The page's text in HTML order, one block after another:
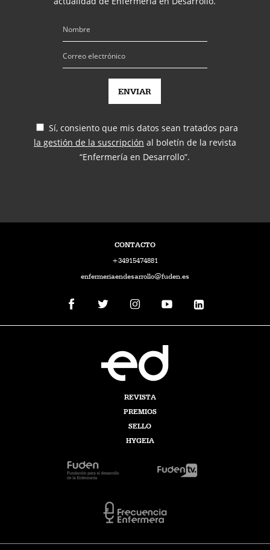
Sí, consiento que mis datos sean tratados para
la gestión de la suscripción al boletín de la revista
“Enfermería en Desarrollo”.
CONTACTO
+34915474881
enfermeriaendesarrollo@fuden.es
REVISTA
PREMIOS
SELLO
HYGEIA